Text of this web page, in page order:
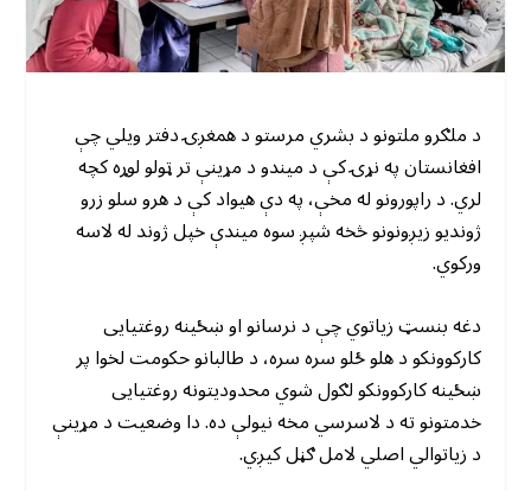
د ملګرو ملتونو د بشري مرستو د همغږۍ دفتر ویلي چې
افغانستان په نړۍ کې د میندو د مړینې تر ټولو لوړه کچه
لري. د راپورونو له مخې، په دې هیواد کې د هرو سلو زرو
ژوندیو زیږونونو څخه شپږ سوه میندې خپل ژوند له لاسه
ورکوي.
دغه بنسټ زیاتوي چې د نرسانو او ښځینه روغتیایی
کارکوونکو د هلو ځلو سره سره، د طالبانو حکومت لخوا پر
ښځینه کارکوونکو لګول شوي محدودیتونه روغتیایی
خدمتونو ته د لاسرسي مخه نیولې ده. دا وضعیت د مړینې
د زیاتوالي اصلي لامل ګڼل کیږي.